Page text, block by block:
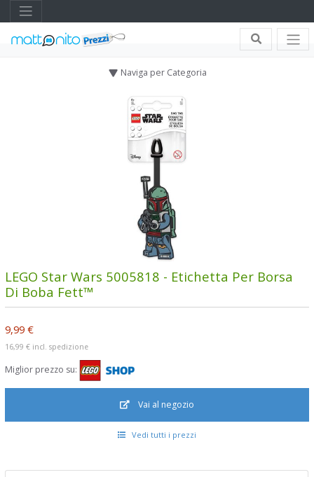
Naviga per Categoria
LEGO Star Wars 5005818 - Etichetta Per Borsa
Di Boba Fett™
9,99 €
16,99 € incl. spedizione
Miglior prezzo su:
Vai al negozio
Vedi tutti i prezzi